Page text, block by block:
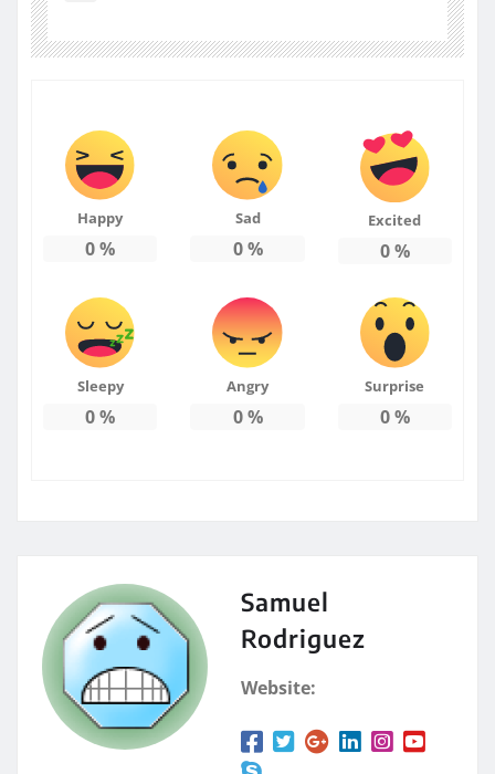
Happy
0%
Sad
0%
Excited
0%
Sleepy
0%
Angry
0%
Surprise
0%
Samuel
Rodriguez
Website: